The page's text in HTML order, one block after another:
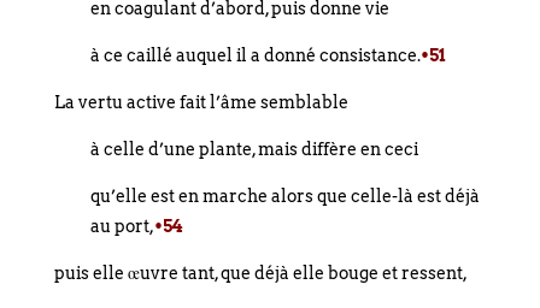
en coagulant d’abord, puis donne vie
à ce caillé auquel il a donné consistance.•51
La vertu active fait l’âme semblable
à celle d’une plante, mais diffère en ceci
qu’elle est en marche alors que celle-là est déjà
au port,•54
puis elle œuvre tant, que déjà elle bouge et ressent,